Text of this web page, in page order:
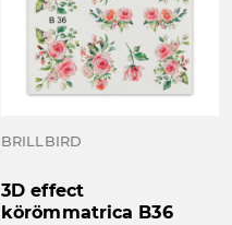
BRILLBIRD
3D effect
körömmatrica B36